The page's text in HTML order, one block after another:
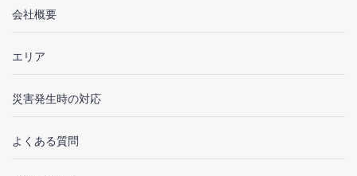
会社概要
エリア
災害発生時の対応
よくある質問